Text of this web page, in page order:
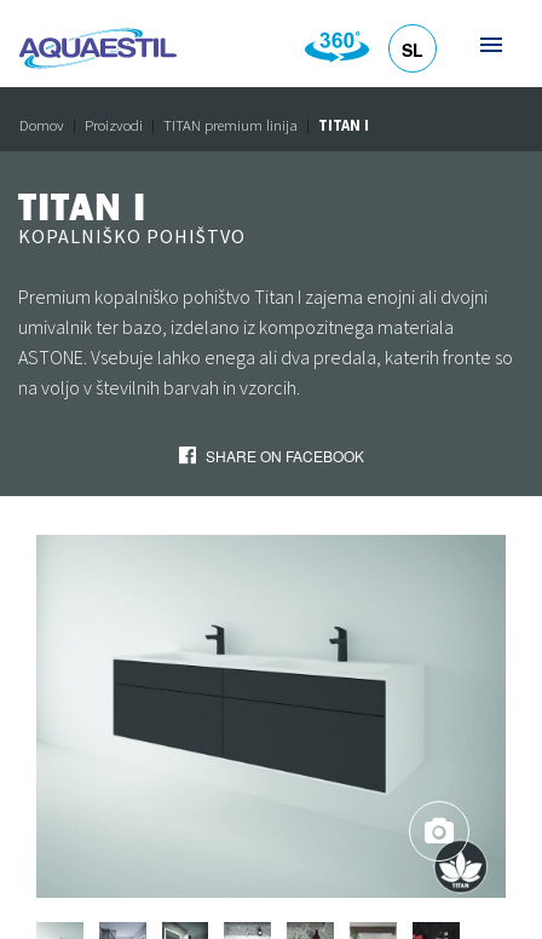
SL
Domov Proizvodi TITAN premium linija TITAN I
TITAN I
KOPALNIŠKO POHIŠTVO
Premium kopalniško pohištvo Titan I zajema enojni ali dvojni
umivalnik ter bazo, izdelano iz kompozitnega materiala
ASTONE. Vsebuje lahko enega ali dva predala, katerih fronte so
na voljo v številnih barvah in vzorcih.
SHARE ON FACEBOOK